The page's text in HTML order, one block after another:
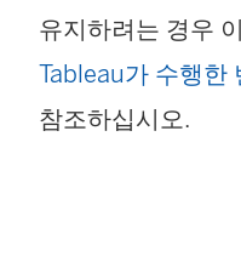
유지하려는 경우
Tableau가 수행한
참조하십시오.